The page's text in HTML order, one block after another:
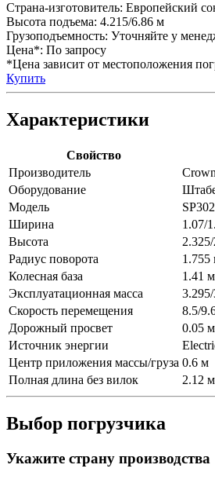
Страна-изготовитель: Европейский
Высота подъема: 4.215/6.86 м
Грузоподъемность: Уточняйте у
Цена*: По запросу
*Цена зависит от местоположения
Купить
Характеристики
Свойство
Производитель
Оборудование
Модель
Ширина
1.07/
Высота
Радиус поворота
1.755
Колесная база
1.41 м
Эксплуатационная масса
Скорость перемещения
8.5/
Дорожный просвет
0.05 м
Источник энергии
Центр приложения массы/груза 0.6 м
Полная длина без вилок
2.12 м
Выбор погрузчика
Укажите страну производства